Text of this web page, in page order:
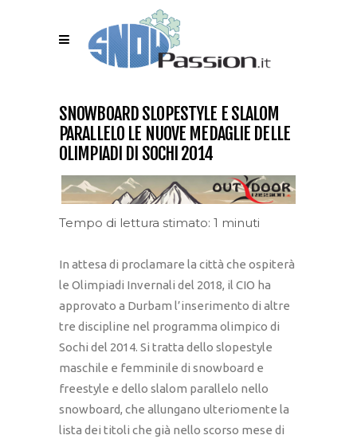
SNOWBOARD SLOPESTYLE E SLALOM
PARALLELO LE NUOVE MEDAGLIE DELLE
OLIMPIADI DI SOCHI 2014
Tempo di lettura stimato: 1 minuti
In attesa di proclamare la città che ospiterà
le Olimpiadi Invernali del 2018, il CIO ha
approvato a Durbam l’inserimento di altre
tre discipline nel programma olimpico di
Sochi del 2014. Si tratta dello slopestyle
maschile e femminile di snowboard e
freestyle e dello slalom parallelo nello
snowboard, che allungano ulteriomente la
lista dei titoli che già nello scorso mese di